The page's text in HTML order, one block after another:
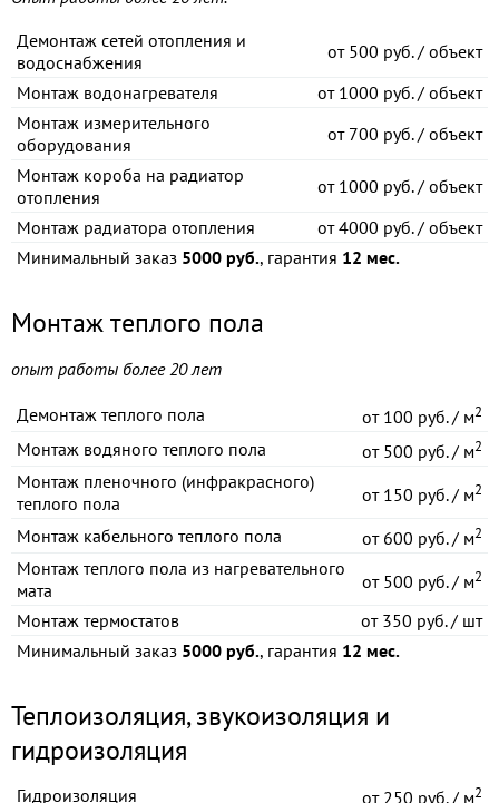
Демонтаж сетей отопления и
водоснабжения
от500 руб. / объект
Монтаж водонагревателя
от1000 руб. / объект
Монтаж измерительного
оборудования
от700 руб. / объект
Монтаж короба на радиатор
отопления
от1000 руб. / объект
Монтаж радиатора отопления
от4000 руб. / объект
Минимальный заказ 5000 руб., гарантия 12 мес.
Монтаж теплого пола
опыт работы более 20 лет
Демонтаж теплого пола от100 руб. / м2
Монтаж водяного теплого пола от500 руб. / м2
Монтаж пленочного (инфракрасного)
теплого пола
от150 руб. / м2
Монтаж кабельного теплого пола от600 руб. / м2
Монтаж теплого пола из нагревательного
мата
от500 руб. / м2
Монтаж термостатов от350 руб. / шт
Минимальный заказ 5000 руб., гарантия 12 мес.
Теплоизоляция, звукоизоляция и
гидроизоляция
Гидроизоляция от250 руб. / м2